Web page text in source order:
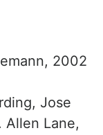
2002
Jose
Allen Lane,